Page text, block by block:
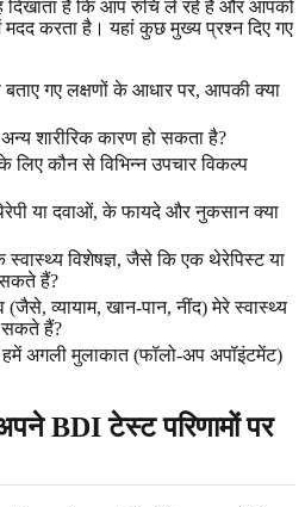
दिखाता है कि आप रुचि ले रहे हैं और आपको
करता है। यहां कुछ मुख्य प्रश्न दिए गए
बताए गए लक्षणों के आधार पर, आपकी क्या
शारीरिक कारण हो सकता है?
कौन से विभिन्न उपचार विकल्प
या दवाओं, के फायदे और नुकसान क्या
विशेषज्ञ, जैसे कि एक थेरेपिस्ट या
हैं?
व्यायाम, खान-पान, नींद) मेरे स्वास्थ्य
सकते हैं?
हमें अगली मुलाकात (फॉलो-अप अपॉइंटमेंट)
BDI टेस्ट परिणामों पर